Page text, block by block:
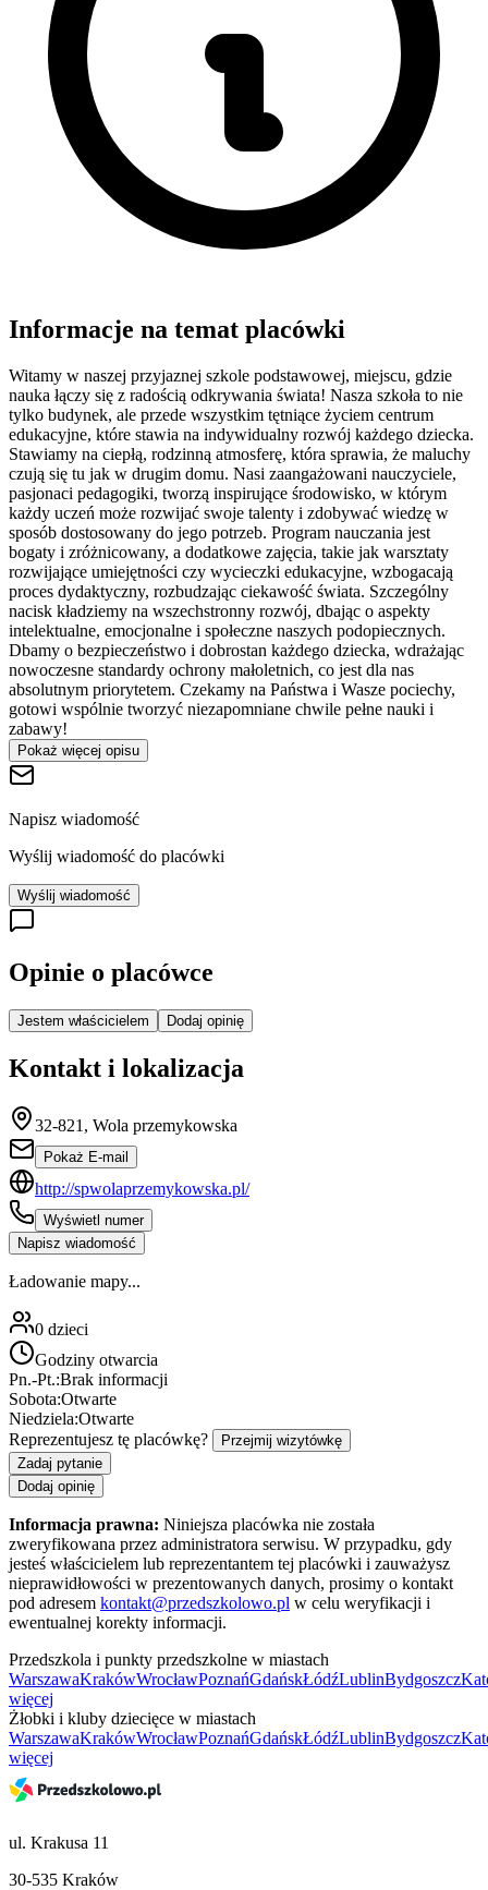
Informacje na temat placówki
Witamy w naszej przyjaznej szkole podstawowej, miejscu, gdzie
nauka łączy się z radością odkrywania świata! Nasza szkoła to nie
tylko budynek, ale przede wszystkim tętniące życiem centrum
edukacyjne, które stawia na indywidualny rozwój każdego dziecka.
Stawiamy na ciepłą, rodzinną atmosferę, która sprawia, że maluchy
czują się tu jak w drugim domu. Nasi zaangażowani nauczyciele,
pasjonaci pedagogiki, tworzą inspirujące środowisko, w którym
każdy uczeń może rozwijać swoje talenty i zdobywać wiedzę w
sposób dostosowany do jego potrzeb. Program nauczania jest
bogaty i zróżnicowany, a dodatkowe zajęcia, takie jak warsztaty
rozwijające umiejętności czy wycieczki edukacyjne, wzbogacają
proces dydaktyczny, rozbudzając ciekawość świata. Szczególny
nacisk kładziemy na wszechstronny rozwój, dbając o aspekty
intelektualne, emocjonalne i społeczne naszych podopiecznych.
Dbamy o bezpieczeństwo i dobrostan każdego dziecka, wdrażając
nowoczesne standardy ochrony małoletnich, co jest dla nas
absolutnym priorytetem. Czekamy na Państwa i Wasze pociechy,
gotowi wspólnie tworzyć niezapomniane chwile pełne nauki i
zabawy!
Pokaż więcej opisu
Napisz wiadomość
Wyślij wiadomość do placówki
Wyślij wiadomość
Opinie o placówce
Jestem właścicielem Dodaj opinię
Kontakt i lokalizacja
32-821, Wola przemykowska
Pokaż E-mail
http://spwolaprzemykowska.pl/
Wyświetl numer
Napisz wiadomość
Ładowanie mapy...
0 dzieci
Godziny otwarcia
Pn.-Pt.:Brak informacji
Sobota:Otwarte
Niedziela:Otwarte
Reprezentujesz tę placówkę?
Przejmij wizytówkę
Zadaj pytanie
Dodaj opinię
Informacja prawna: Niniejsza placówka nie została
zweryfikowana przez administratora serwisu. W przypadku, gdy
jesteś właścicielem lub reprezentantem tej placówki i zauważysz
nieprawidłowości w prezentowanych danych, prosimy o kontakt
pod adresem kontakt@przedszkolowo.pl w celu weryfikacji i
ewentualnej korekty informacji.
Przedszkola i punkty przedszkolne w miastach
WarszawaKrakówWrocławPoznańGdańskŁódźLublinBydgoszcz
więcej
Żłobki i kluby dziecięce w miastach
WarszawaKrakówWrocławPoznańGdańskŁódźLublinBydgoszcz
więcej
ul. Krakusa 11
30-535 Kraków